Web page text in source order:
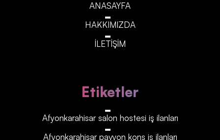
ANASAYFA
HAKKIMIZDA
İLETİŞİM
Etiketler
Afyonkarahisar‎‎‎‎ salon hostesi iş ilanları
Afyonkarahisar‎‎‎‎ pavyon kons iş ilanları